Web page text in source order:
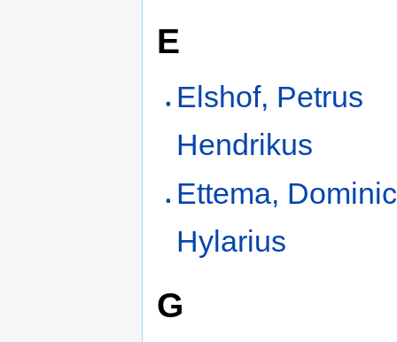
E
Elshof, Petrus
Hendrikus
Ettema,
Hylarius
G